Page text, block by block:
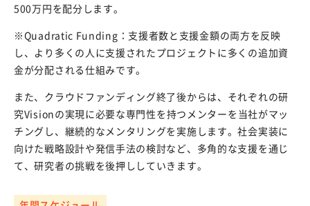
アクセス
岐阜大学の研究に寄附をする
500万円を配分します。
※Quadratic Funding：支援者数と支援金額の両方を反映
し、より多くの人に支援されたプロジェクトに多くの追加資
金が分配される仕組みです。
また、クラウドファンディング終了後からは、それぞれの研
究Visionの実現に必要な専門性を持つメンターを当社がマッ
チングし、継続的なメンタリングを実施します。社会実装に
向けた戦略設計や発信手法の検討など、多角的な支援を通じ
て、研究者の挑戦を後押ししていきます。